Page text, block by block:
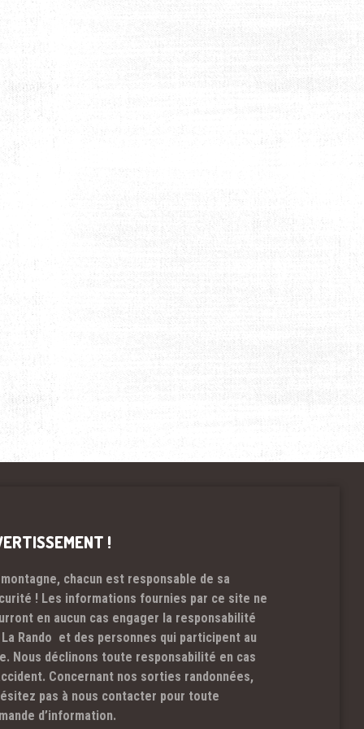
!
montagne, chacun est responsable de sa
! Les informations fournies par ce site ne
en aucun cas engager la responsabilité
Rando et des personnes qui participent au
Nous déclinons toute responsabilité en cas
Concernant nos sorties randonnées,
pas à nous contacter pour toute
d’information.